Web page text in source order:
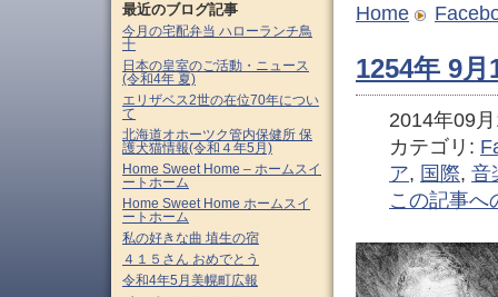
Home
1254年 9
2014年09
カテゴリ:
ア, 国際, 音
この記事へ
最近のブログ記事
今月の宅配弁当 ハローランチ鳥
十
日本の皇室のご活動・ニュース
(令和4年 夏)
エリザベス2世の在位70年につい
て
北海道オホーツク管内保健所 保
護犬猫情報(令和４年5月)
Home Sweet Home – ホームスイ
ートホーム
Home Sweet Home ホームスイ
ートホーム
私の好きな曲 埴生の宿
４１５さん おめでとう
令和4年5月美幌町広報